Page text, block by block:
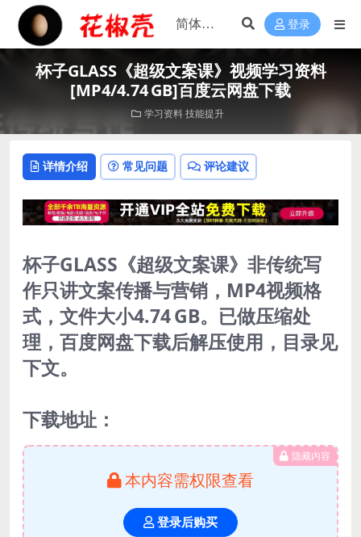
登录
杯子GLASS《超级文案课》视频学习资料
[MP4/4.74 GB]百度云网盘下载
学习资料 技能提升
详情介绍 常见问题 评论建议
杯子GLASS《超级文案课》非传统写
作只讲文案传播与营销，MP4视频格
式，文件大小4.74 GB。已做压缩处
理，百度网盘下载后解压使用，目录见
下文。
下载地址：
隐藏内容
本内容需权限查看
登录后购买